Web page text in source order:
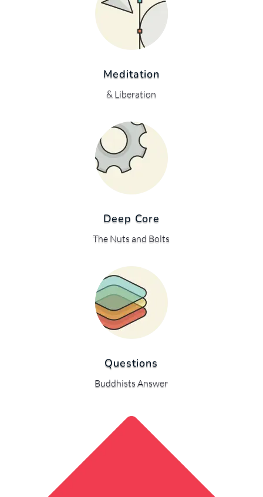
Meditation
& Liberation
Deep Core
The Nuts and Bolts
Questions
Buddhists Answer